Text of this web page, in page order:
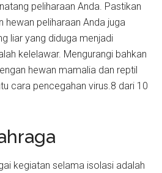
peliharaan Anda. Pastikan
hewan peliharaan Anda juga
liar yang diduga menjadi
kelelawar. Mengurangi bahkan
hewan mamalia dan reptil
cara pencegahan virus.8 dari 10
kegiatan selama isolasi adalah